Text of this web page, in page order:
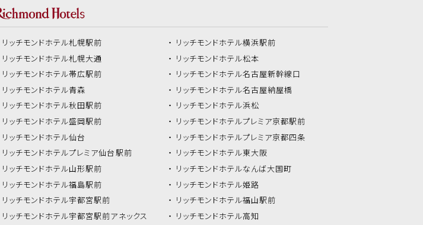
リッチモンドホテル札幌駅前
リッチモンドホテル札幌大通
リッチモンドホテル帯広駅前
リッチモンドホテル青森
リッチモンドホテル秋田駅前
リッチモンドホテル盛岡駅前
リッチモンドホテル仙台
リッチモンドホテルプレミア仙台駅前
リッチモンドホテル山形駅前
リッチモンドホテル福島駅前
リッチモンドホテル宇都宮駅前
リッチモンドホテル宇都宮駅前アネックス
リッチモンドホテル横浜駅前
リッチモンドホテル松本
リッチモンドホテル名古屋新幹線口
リッチモンドホテル名古屋納屋橋
リッチモンドホテル浜松
リッチモンドホテルプレミア京都駅前
リッチモンドホテルプレミア京都四条
リッチモンドホテル東大阪
リッチモンドホテルなんば大国町
リッチモンドホテル姫路
リッチモンドホテル福山駅前
リッチモンドホテル高知